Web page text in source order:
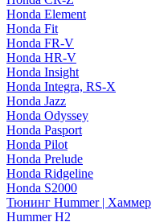
Honda Element
Honda Fit
Honda FR-V
Honda HR-V
Honda Insight
Honda Integra, RS-X
Honda Jazz
Honda Odyssey
Honda Pasport
Honda Pilot
Honda Prelude
Honda Ridgeline
Honda S2000
Тюнинг Hummer | Хаммер
Hummer H2